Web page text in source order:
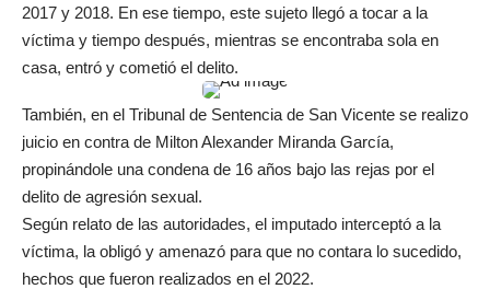
2017 y 2018. En ese tiempo, este sujeto llegó a tocar a la
víctima y tiempo después, mientras se encontraba sola en
casa, entró y cometió el delito.
También, en el Tribunal de Sentencia de San Vicente se realizo
juicio en contra de Milton Alexander Miranda García,
propinándole una condena de 16 años bajo las rejas por el
delito de agresión sexual.
Según relato de las autoridades, el imputado interceptó a la
víctima, la obligó y amenazó para que no contara lo sucedido,
hechos que fueron realizados en el 2022.